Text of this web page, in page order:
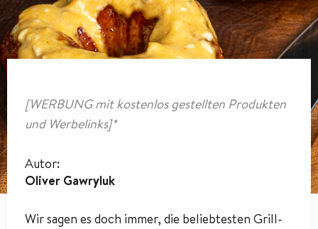
[WERBUNG mit kostenlos gestellten Produkten
und Werbelinks]*
Autor:
Oliver Gawryluk
Wir sagen es doch immer, die beliebtesten Grill-